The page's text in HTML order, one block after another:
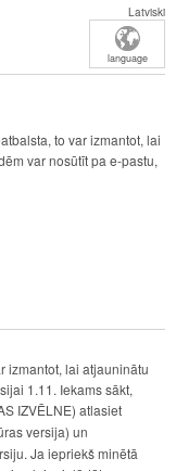
Latviski
language
to var izmantot, lai
var nosūtīt pa e-pastu,
izmantot, lai atjauninātu
1.11. Iekams sākt,
IZVĒLNE) atlasiet
versija) un
Ja iepriekš minētā